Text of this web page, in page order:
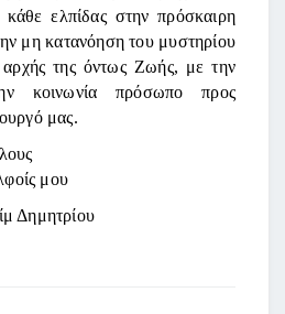
κάθε ελπίδας στην πρόσκαιρη
μη κατανόηση του μυστηρίου
της όντως Ζωής, με την
κοινωνία πρόσωπο προς
μας.
μου
Δημητρίου